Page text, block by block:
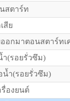
สตาร์ท
สีย
อกมาตอนสตาร์ทเ
(รอยรั่วซึม)
ำ(รอยรั่วซึม)
องยนต์